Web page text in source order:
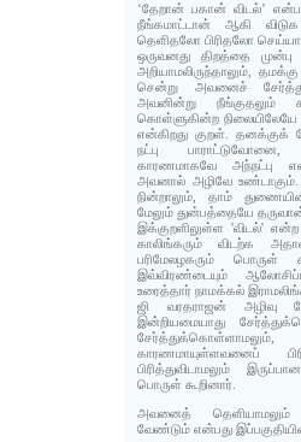
‘தேறான் பகான் விடல்’
நீங்கமாட்டான் ஆகி
தெளிதலோ பிரிதலோ
ஒருவனது திறத்தை முன்பு
அறியாமலிருந்தாலும்,
சென்று அவனைச்
அவனின்று நீங்குதலும்
கொள்ளுகின்ற நிலையிலேயே
என்கிறது குறள். தனக்குக்
நட்பு
காரணமாகவே அந்நட்பு
அவனால் அழிவே
நின்றாலும், தாம்
மேலும் துன்பத்தையே
இக்குறளிலுள்ள 'விடல்'
காலிங்கரும் விடற்க
பரிமேலழகரும் பொருள்
இவ்விரண்டையும்
உரைத்தார் நாமக்கல்
ஜி வரதராஜன் அழிவு
இன்றியமையாது
காரணமாயுள்ளவனைப்
பிரித்துவிடாமலும்
பொருள் கூறினார்.
அவனைத் தெளியாமலும்
வேண்டும் என்பது